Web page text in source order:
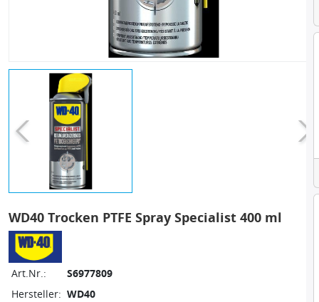
WD40 Trocken PTFE Spray Specialist 400 ml
Art.Nr.:
S6977809
Hersteller: WD40